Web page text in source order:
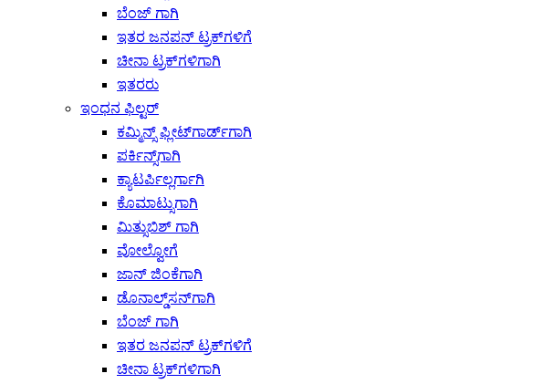
ಬೆಂಜ್ ಗಾಗಿ
ಇತರ ಜನಪನ್ ಟ್ರಕ್‌ಗಳಿಗೆ
ಚೀನಾ ಟ್ರಕ್‌ಗಳಿಗಾಗಿ
ಇತರರು
ಇಂಧನ ಫಿಲ್ಟರ್
ಕಮ್ಮಿನ್ಸ್ ಫ್ಲೀಟ್‌ಗಾರ್ಡ್‌ಗಾಗಿ
ಪರ್ಕಿನ್ಸ್‌ಗಾಗಿ
ಕ್ಯಾಟರ್ಪಿಲ್ಲರ್ಗಾಗಿ
ಕೊಮಾಟ್ಸುಗಾಗಿ
ಮಿತ್ಸುಬಿಶ್ ಗಾಗಿ
ವೋಲ್ವೋಗೆ
ಜಾನ್ ಜಿಂಕೆಗಾಗಿ
ಡೊನಾಲ್ಡ್‌ಸನ್‌ಗಾಗಿ
ಬೆಂಜ್ ಗಾಗಿ
ಇತರ ಜನಪನ್ ಟ್ರಕ್‌ಗಳಿಗೆ
ಚೀನಾ ಟ್ರಕ್‌ಗಳಿಗಾಗಿ